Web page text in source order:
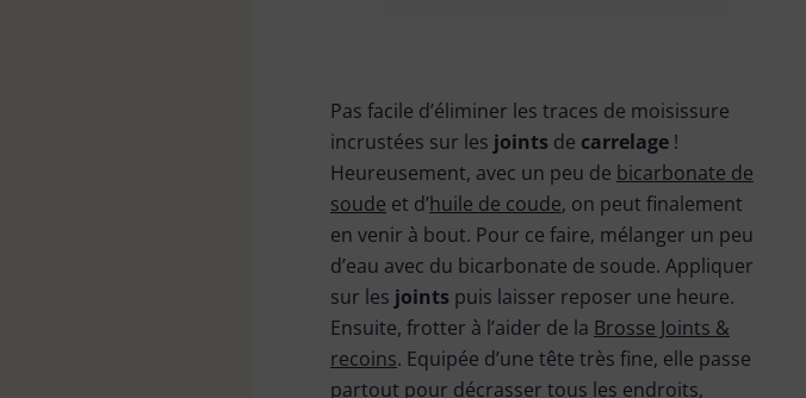
Pas facile d’éliminer les traces de moisissure
incrustées sur les joints de carrelage !
Heureusement, avec un peu de bicarbonate de
soude et d’huile de coude, on peut finalement
en venir à bout. Pour ce faire, mélanger un peu
d’eau avec du bicarbonate de soude. Appliquer
sur les joints puis laisser reposer une heure.
Ensuite, frotter à l’aider de la Brosse Joints &
recoins. Equipée d’une tête très fine, elle passe
partout pour décrasser tous les endroits,